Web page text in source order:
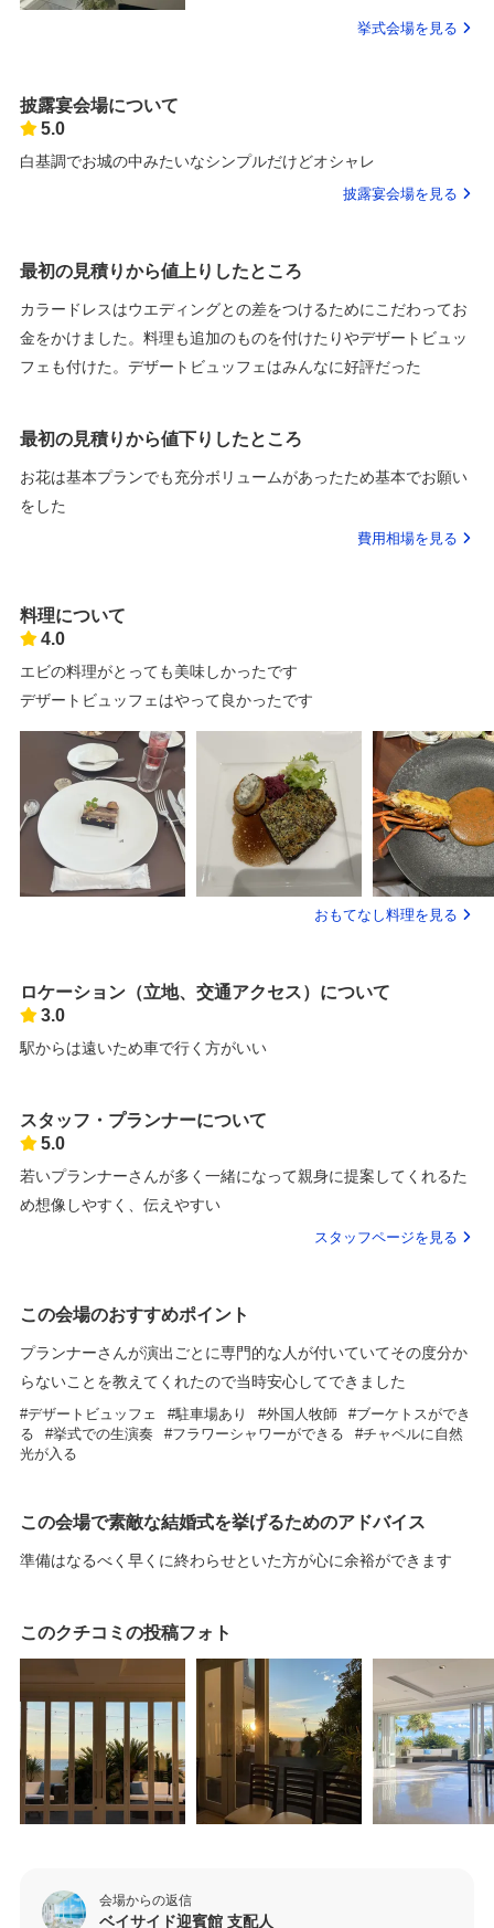
挙式会場を見る
披露宴会場について
5.0
白基調でお城の中みたいなシンプルだけどオシャレ
披露宴会場を見る
最初の見積りから値上りしたところ
カラードレスはウエディングとの差をつけるためにこだわってお
金をかけました。料理も追加のものを付けたりやデザートビュッ
フェも付けた。デザートビュッフェはみんなに好評だった
最初の見積りから値下りしたところ
お花は基本プランでも充分ボリュームがあったため基本でお願い
をした
費用相場を見る
料理について
4.0
エビの料理がとっても美味しかったです
デザートビュッフェはやって良かったです
おもてなし料理を見る
ロケーション（立地、交通アクセス）について
3.0
駅からは遠いため車で行く方がいい
スタッフ・プランナーについて
5.0
若いプランナーさんが多く一緒になって親身に提案してくれるた
め想像しやすく、伝えやすい
スタッフページを見る
この会場のおすすめポイント
プランナーさんが演出ごとに専門的な人が付いていてその度分か
らないことを教えてくれたので当時安心してできました
デザートビュッフェ 駐車場あり 外国人牧師
ブーケトスができ
る
挙式での生演奏 フラワーシャワーができる
チャペルに自然
光が入る
この会場で素敵な結婚式を挙げるためのアドバイス
準備はなるべく早くに終わらせといた方が心に余裕ができます
このクチコミの投稿フォト
会場からの返信
ベイサイド迎賓館 支配人